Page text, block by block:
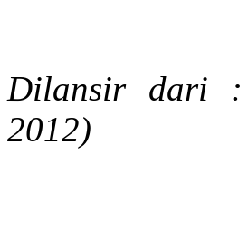
Dilansir dari :
2012)